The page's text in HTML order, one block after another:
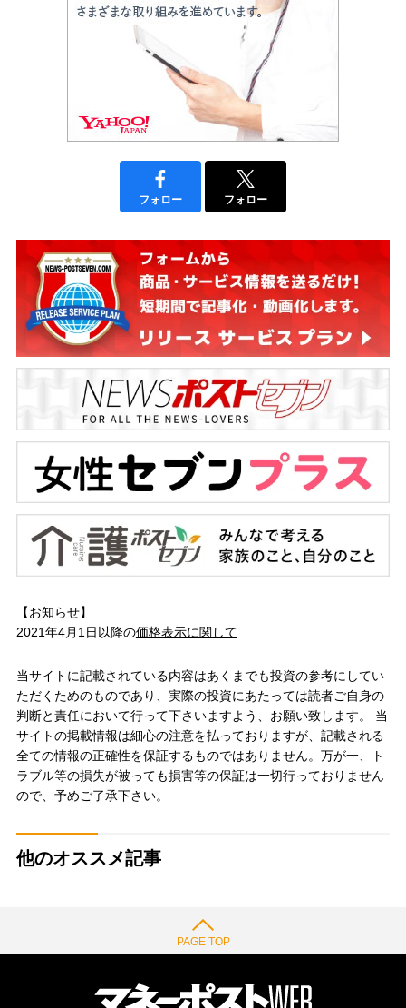
フォロー フォロー
【お知らせ】
2021年4月1日以降の価格表示に関して
当サイトに記載されている内容はあくまでも投資の参考にしてい
ただくためのものであり、実際の投資にあたっては読者ご自身の
判断と責任において行って下さいますよう、お願い致します。 当
サイトの掲載情報は細心の注意を払っておりますが、記載される
全ての情報の正確性を保証するものではありません。万が一、ト
ラブル等の損失が被っても損害等の保証は一切行っておりません
ので、予めご了承下さい。
他のオススメ記事
PAGE TOP